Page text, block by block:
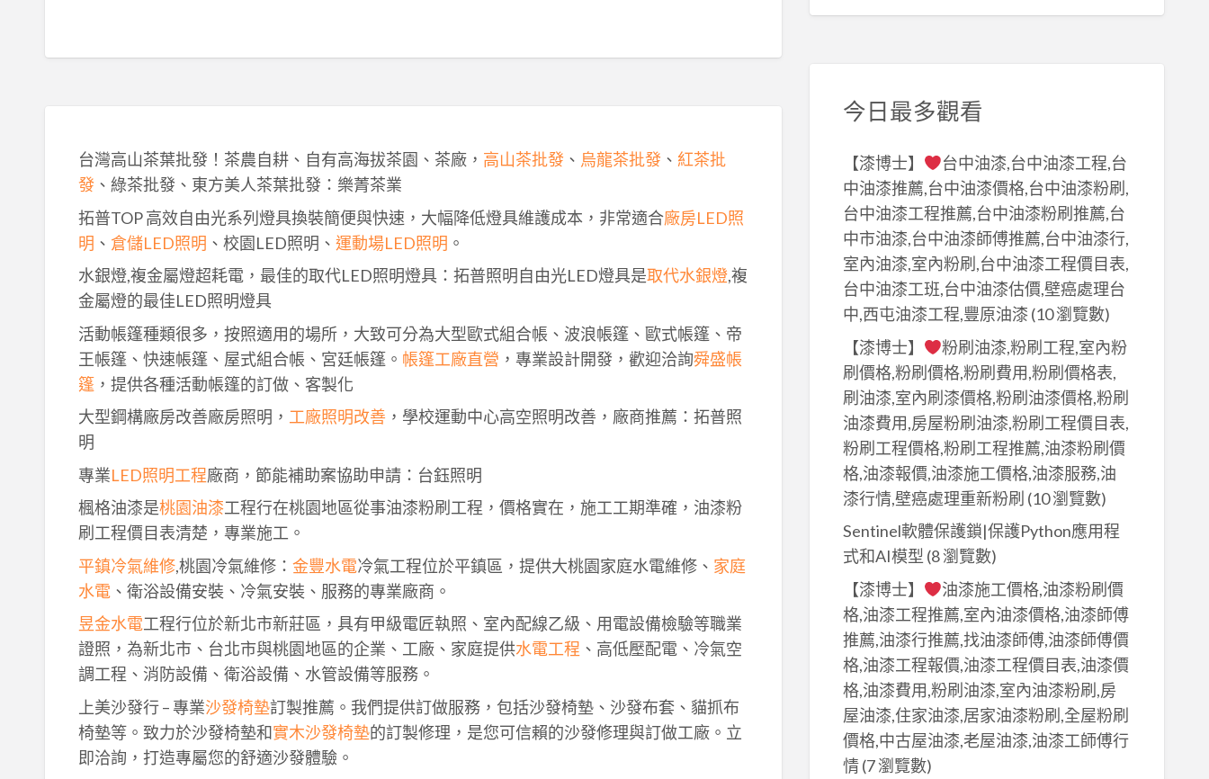
台灣高山茶葉批發！茶農自耕、自有高海拔茶園、茶廠， 高山茶批發、 烏龍茶批發、 紅茶批
發、綠茶批發、東方美人茶葉批發：樂菁茶業
拓普TOP 高效自由光系列燈具換裝簡便與快速，大幅降低燈具維護成本，非常適合廠房LED照
明 、 倉儲LED照明 、校園LED照明、 運動場LED照明 。
水銀燈,複金屬燈超耗電，最佳的取代LED照明燈具：拓普照明自由光LED燈具是取代水銀燈,複
金屬燈的最佳LED照明燈具
活動帳篷種類很多，按照適用的場所，大致可分為大型歐式組合帳、波浪帳篷、歐式帳篷、帝
王帳篷、快速帳篷、屋式組合帳、宮廷帳篷。 帳篷工廠直營 ，專業設計開發，歡迎洽詢舜盛帳
篷，提供各種活動帳篷的訂做、客製化
大型鋼構廠房改善廠房照明， 工廠照明改善，學校運動中心高空照明改善，廠商推薦：拓普照
明
專業LED照明工程廠商，節能補助案協助申請：台鈺照明
楓格油漆是桃園油漆工程行在桃園地區從事油漆粉刷工程，價格實在，施工工期準確，油漆粉
刷工程價目表清楚，專業施工。
平鎮冷氣維修,桃園冷氣維修： 金豐水電冷氣工程位於平鎮區，提供大桃園家庭水電維修、 家庭
水電、衛浴設備安裝、冷氣安裝、服務的專業廠商。
昱金水電工程行位於新北市新莊區，具有甲級電匠執照、室內配線乙級、用電設備檢驗等職業
證照，為新北市、台北市與桃園地區的企業、工廠、家庭提供水電工程 、高低壓配電、冷氣空
調工程、消防設備、衛浴設備、水管設備等服務。
上美沙發行 – 專業沙發椅墊訂製推薦。我們提供訂做服務，包括沙發椅墊、沙發布套、貓抓布
椅墊等。致力於沙發椅墊和實木沙發椅墊的訂製修理，是您可信賴的沙發修理與訂做工廠。立
即洽詢，打造專屬您的舒適沙發體驗。
今日最多觀看
【漆博士】
台中油漆,台中油漆工程,台
中油漆推薦,台中油漆價格,台中油漆粉刷,
台中油漆工程推薦,台中油漆粉刷推薦,台
中市油漆,台中油漆師傅推薦,台中油漆行,
室內油漆,室內粉刷,台中油漆工程價目表,
台中油漆工班,台中油漆估價,壁癌處理台
中,西屯油漆工程,豐原油漆(10 瀏覽數)
【漆博士】
粉刷油漆,粉刷工程,室內粉
刷價格,粉刷價格,粉刷費用,粉刷價格表,
刷油漆,室內刷漆價格,粉刷油漆價格,粉刷
油漆費用,房屋粉刷油漆,粉刷工程價目表,
粉刷工程價格,粉刷工程推薦,油漆粉刷價
格,油漆報價,油漆施工價格,油漆服務,油
漆行情,壁癌處理重新粉刷 (10 瀏覽數)
Sentinel軟體保護鎖|保護Python應用程
式和AI模型 (8 瀏覽數)
【漆博士】
油漆施工價格,油漆粉刷價
格,油漆工程推薦,室內油漆價格,油漆師傅
推薦,油漆行推薦,找油漆師傅,油漆師傅價
格,油漆工程報價,油漆工程價目表,油漆價
格,油漆費用,粉刷油漆,室內油漆粉刷,房
屋油漆,住家油漆,居家油漆粉刷,全屋粉刷
價格,中古屋油漆,老屋油漆,油漆工師傅行
情(7 瀏覽數)